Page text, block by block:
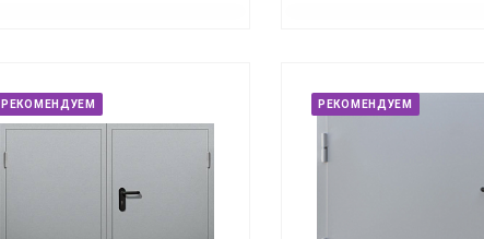
РЕКОМЕНДУЕМ РЕКОМЕНДУЕМ